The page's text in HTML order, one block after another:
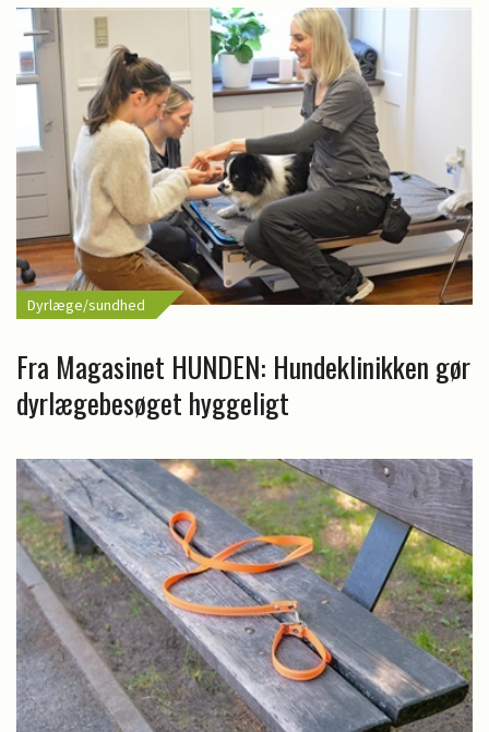
Dyrlæge/sundhed
Fra Magasinet HUNDEN: Hundeklinikken gør
dyrlægebesøget hyggeligt